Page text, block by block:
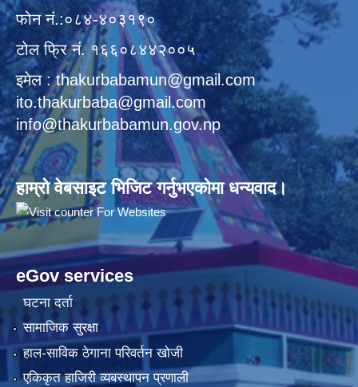
फोन नं.:०८४-४०३१९०
टोल फ्रि नं. १६६०८४४२००५
इमेल : thakurbabamun@gmail.com
ito.thakurbaba@gmail.com
info@thakurbabamun.gov.np
हाम्रो वेबसाइट भिजिट गर्नुभएकोमा धन्यवाद।
eGov services
घटना दर्ता
सामाजिक सुरक्षा
हाल-साविक ठेगाना परिवर्तन खोजी
एकिकृत हाजिरी व्यबस्थापन प्रणाली